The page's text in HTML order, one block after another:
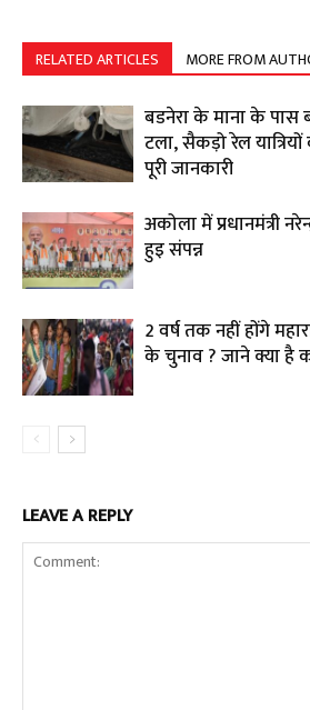
RELATED ARTICLES MORE FROM
बडनेरा के माना के पास
टला, सैकड़ो रेल
पूरी जानकारी
अकोला में प्रधानमंत्री
हुइ संपन्न
2 वर्ष तक नहीं होंगे
के चुनाव ? जाने क्या है
LEAVE A REPLY